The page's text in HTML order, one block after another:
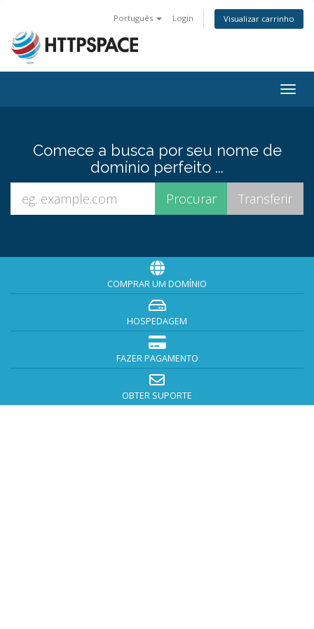
Português Login Visualizar carrinho
Comece a busca por seu nome de
domínio perfeito ...
COMPRAR UM DOMÍNIO
HOSPEDAGEM
FAZER PAGAMENTO
OBTER SUPORTE